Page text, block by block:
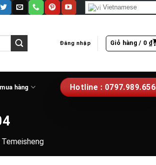
Vietnamese
Đăng nhập Giỏ hàng / 0 ₫
hàng Hotline : 0797.989.656